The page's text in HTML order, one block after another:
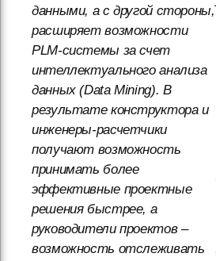
данными, а с другой стороны,
расширяет возможности
PLM-системы за счет
интеллектуального анализа
данных (Data Mining). В
результате конструктора и
инженеры-расчетчики
получают возможность
принимать более
эффективные проектные
решения быстрее, а
руководители проектов –
возможность отслеживать